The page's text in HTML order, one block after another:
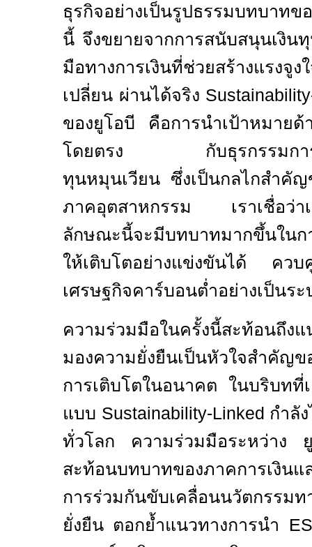
ธุรกิจอย่างเป็นรูปธรรมบทบาทข
นี้ จึงขยายจากการสนับสนุนเงิน
มือทางการเงินที่ช่วยสร้างแรงจู
เปลี่ยน ผ่านได้จริง
ของยูโอบี คือการนำเป้าหมาย
โดยตรง กับธุรกรรมการค้
ทุนหมุนเวียน ซึ่งเป็นกลไกสำคัญ
ภาคอุตสาหกรรม เราเชื่อว่าเ
ลักษณะนี้จะมีบทบาทมากขึ้นในก
ให้เติบโตอย่างแข่งขันได้ ควบ
เศรษฐกิจคาร์บอนต่ำอย่างเป็นระ
ความร่วมมือในครั้งนี้สะท้อนถึงแ
มองความยั่งยืนเป็นหัวใจสำคัญข
การเติบโตในอนาคต ในบริบทที่
แบบ Sustainability-Linked กำลั
ทั่วโลก ความร่วมมือระหว่าง
สะท้อนบทบาทของภาคการเงิน
การร่วมกันขับเคลื่อนนวัตกรรมท
ยั่งยืน ตอกย้ำแนวทางการนำ